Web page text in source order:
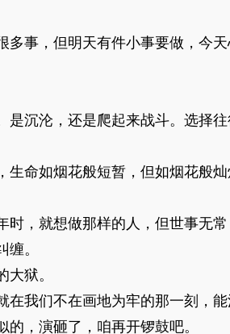
事，但明天有件小事要做，今天
沉沦，还是爬起来战斗。选择往
命如烟花般短暂，但如烟花般灿
，就想做那样的人，但世事无常
。
狱。
我们不在画地为牢的那一刻，能
，演砸了，咱再开锣鼓吧。